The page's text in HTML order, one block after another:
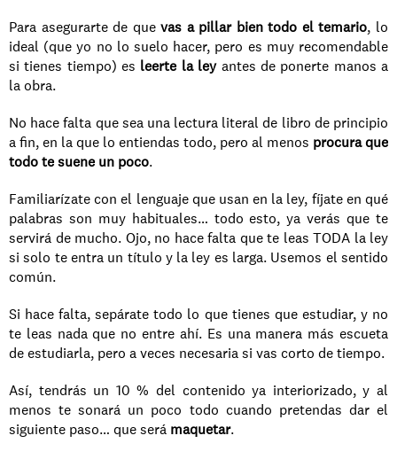
Para asegurarte de que vas a pillar bien todo el temario, lo
ideal (que yo no lo suelo hacer, pero es muy recomendable
si tienes tiempo) es leerte la ley antes de ponerte manos a
la obra.
No hace falta que sea una lectura literal de libro de principio
a fin, en la que lo entiendas todo, pero al menos procura que
todo te suene un poco.
Familiarízate con el lenguaje que usan en la ley, fíjate en qué
palabras son muy habituales… todo esto, ya verás que te
servirá de mucho. Ojo, no hace falta que te leas TODA la ley
si solo te entra un título y la ley es larga. Usemos el sentido
común.
Si hace falta, sepárate todo lo que tienes que estudiar, y no
te leas nada que no entre ahí. Es una manera más escueta
de estudiarla, pero a veces necesaria si vas corto de tiempo.
Así, tendrás un 10 % del contenido ya interiorizado, y al
menos te sonará un poco todo cuando pretendas dar el
siguiente paso… que será maquetar.